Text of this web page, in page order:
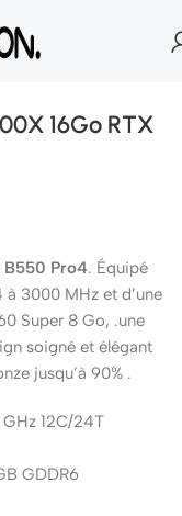
16Go RTX
B550 Pro4. Équipé
à 3000 MHz et d’une
Super 8 Go, .une
soigné et élégant
jusqu’à 90% .
12C/24T
GDDR6